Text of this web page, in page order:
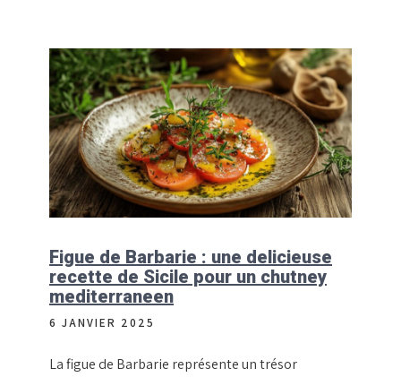
Figue de Barbarie : une delicieuse
recette de Sicile pour un chutney
mediterraneen
6 JANVIER 2025
La figue de Barbarie représente un trésor